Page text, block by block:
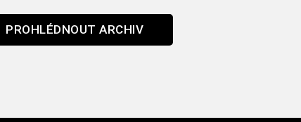
PROHLÉDNOUT ARCHIV